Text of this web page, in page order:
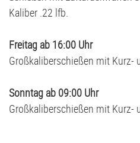
Kaliber .22 lfb.
Freitag ab 16:00 Uhr
Großkaliberschießen mit Kurz-
Sonntag ab 09:00 Uhr
Großkaliberschießen mit Kurz-